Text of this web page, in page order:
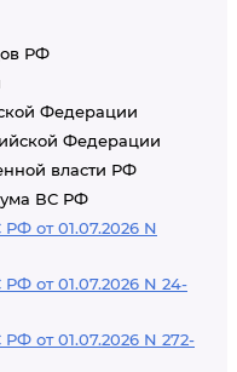
РФ
Федерации
Федерации
власти РФ
ВС РФ
от 01.07.2026 N
от 01.07.2026 N 24-
от 01.07.2026 N 272-